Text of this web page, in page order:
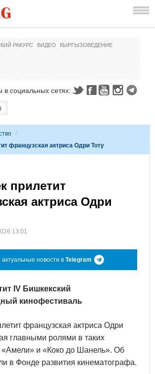
РАКУРС ВИДЕО КЫРГЫЗОВЕДЕНИЕ
в социальных сетях:
/
французская актриса Одри Тоту
прилетит
актриса Одри
13:01
актуальные новости в Telegram
IV Бишкекский
кинофестиваль
французская актриса Одри
главными ролями в таких
«Амели» и «Коко до Шанель». Об
в Фонде развития кинематографа.